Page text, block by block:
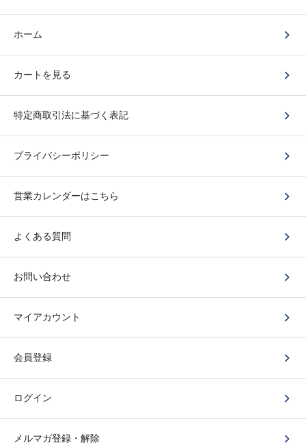
ホーム
カートを見る
特定商取引法に基づく表記
プライバシーポリシー
営業カレンダーはこちら
よくある質問
お問い合わせ
マイアカウント
会員登録
ログイン
メルマガ登録・解除